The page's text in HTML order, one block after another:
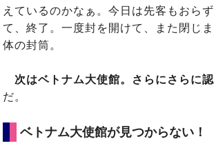
えているのかなぁ。今日は先客もおら
て、終了。一度封を開けて、また閉じ
体の封筒。
次はベトナム大使館。さらにさらに
だ。
ベトナム大使館が見つからない！